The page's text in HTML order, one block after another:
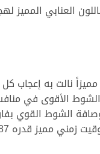
العنابي
نالت به إعجاب
الأقوى في
لوصافة الشوط القوي